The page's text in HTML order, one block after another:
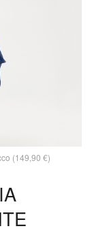
(149,90 €)